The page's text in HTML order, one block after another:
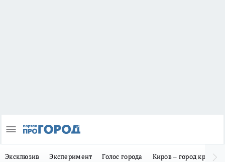
Эксклюзив Эксперимент Голос города Киров – город